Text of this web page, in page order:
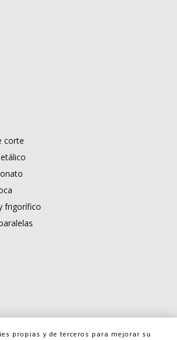
corte
frigorífico
Copyright - FERROSUR2026
propias y de terceros para mejorar su